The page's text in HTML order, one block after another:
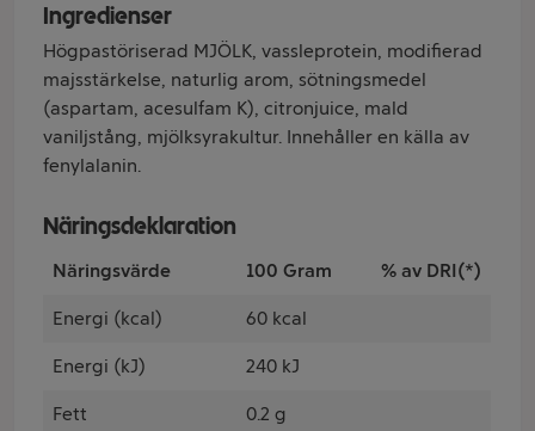
Ingredienser
Högpastöriserad MJÖLK, vassleprotein, modifierad
majsstärkelse, naturlig arom, sötningsmedel
(aspartam, acesulfam K), citronjuice, mald
vaniljstång, mjölksyrakultur. Innehåller en källa av
fenylalanin.
Näringsdeklaration
Näringsvärde 100 Gram % av DRI(*)
Energi (kcal) 60 kcal
Energi (kJ) 240 kJ
Fett 0.2 g